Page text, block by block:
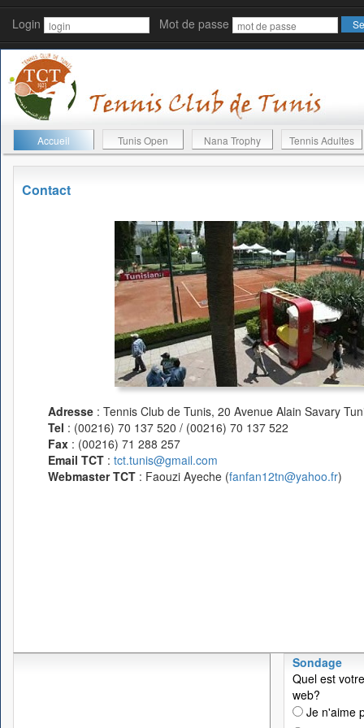
Login Mot de passe
Accueil Tunis Open Nana Trophy Tennis Adultes
Contact
Adresse : Tennis Club de Tunis, 20 Avenue Alain Savary
Tel : (00216) 70 137 520 / (00216) 70 137 522
Fax : (00216) 71 288 257
Email TCT : tct.tunis@gmail.com
Webmaster TCT : Faouzi Ayeche (fanfan12tn@yahoo.fr)
Sondage
Quel est
web?
Je n'aime